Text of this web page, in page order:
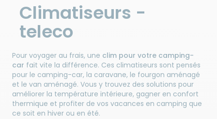
Climatiseurs -
teleco
Pour voyager au frais, une clim pour votre camping-
car fait vite la différence. Ces climatiseurs sont pensés
pour le camping-car, la caravane, le fourgon aménagé
et le van aménagé. Vous y trouvez des solutions pour
améliorer la température intérieure, gagner en confort
thermique et profiter de vos vacances en camping que
ce soit en hiver ou en été.